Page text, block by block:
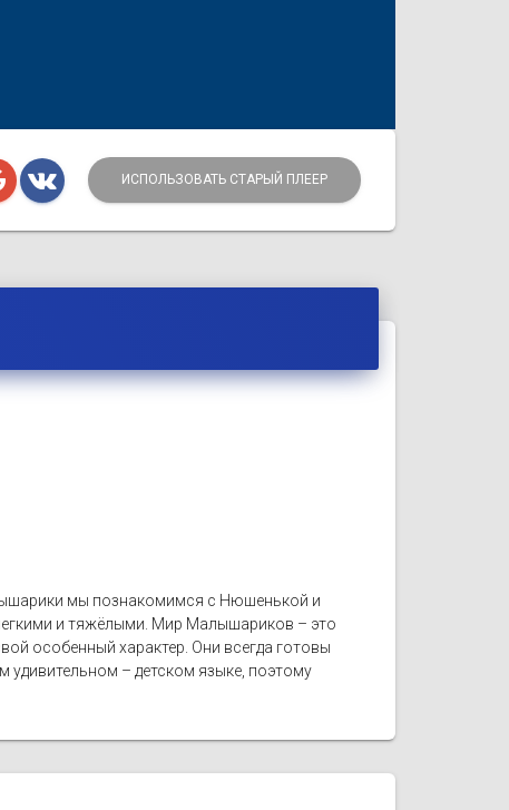
ИСПОЛЬЗОВАТЬ СТАРЫЙ ПЛЕЕР
мы познакомимся с Нюшенькой и
и тяжёлыми. Мир Малышариков – это
особенный характер. Они всегда готовы
– детском языке, поэтому